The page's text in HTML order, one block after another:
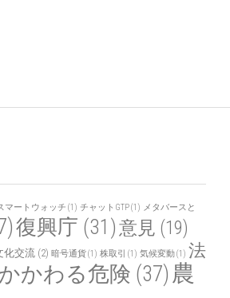
マートウォッチ (1) チャットGTP(1) メタバースと
復興庁 (31)意見 (19)
化交流(2) 暗号通貨(1) 株取引 (1) 気候変動(1) 法
かわる危険 (37) 農